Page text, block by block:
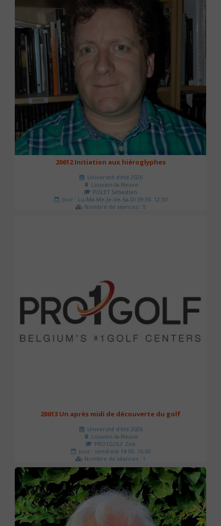
20612 Initiation aux hiéroglyphes
Université d'été 2026
Louvain-la-Neuve
POLET Sébastien
Jour : Lu-Ma-Me-Je-Ve-Sa-Di 09:30- 12:30
Nombre de séances : 5
20613 Un après midi de découverte du golf
Université d'été 2026
Louvain-la-Neuve
PRO1GOLF Zoé
Jour : vendredi 14:00- 16:00
Nombre de séances : 1
45 €